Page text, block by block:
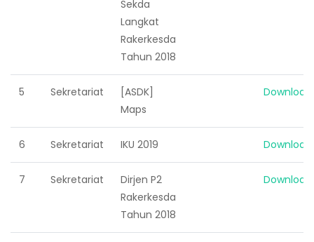
Sekda
Langkat
Rakerkesda
Tahun 2018
5 Sekretariat
[ASDK]
Maps
Download
6 Sekretariat IKU 2019 Download
7 Sekretariat
Dirjen P2
Rakerkesda
Tahun 2018
Download